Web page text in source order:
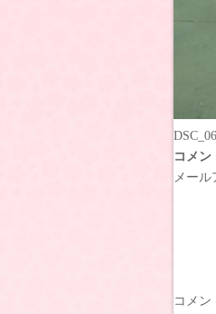
コメン
メール
コメン